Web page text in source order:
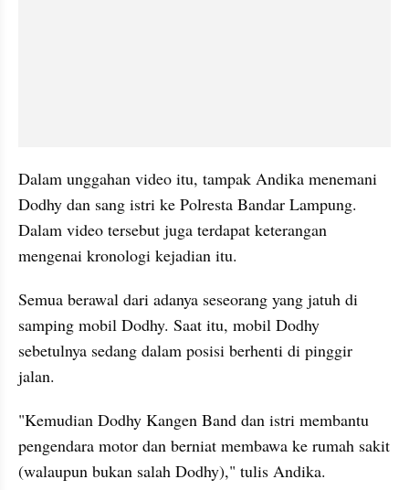
Dalam unggahan video itu, tampak Andika menemani
Dodhy dan sang istri ke Polresta Bandar Lampung.
Dalam video tersebut juga terdapat keterangan
mengenai kronologi kejadian itu.
Semua berawal dari adanya seseorang yang jatuh di
samping mobil Dodhy. Saat itu, mobil Dodhy
sebetulnya sedang dalam posisi berhenti di pinggir
jalan.
"Kemudian Dodhy Kangen Band dan istri membantu
pengendara motor dan berniat membawa ke rumah sakit
(walaupun bukan salah Dodhy)," tulis Andika.